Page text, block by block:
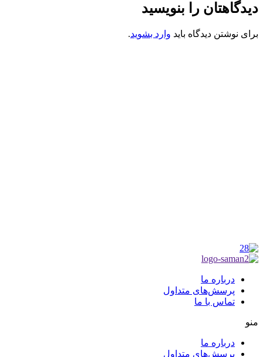
دیدگاهتان را بنویسید
برای نوشتن دیدگاه باید وارد بشوید.
درباره ما
پرسش‌های متداول
تماس با ما
منو
درباره ما
پرسش‌های متداول